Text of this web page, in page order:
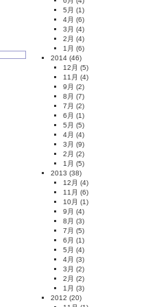
5月 (1)
4月 (6)
3月 (4)
2月 (4)
1月 (6)
2014 (46)
12月 (5)
11月 (4)
9月 (2)
8月 (7)
7月 (2)
6月 (1)
5月 (5)
4月 (4)
3月 (9)
2月 (2)
1月 (5)
2013 (38)
12月 (4)
11月 (6)
10月 (1)
9月 (4)
8月 (3)
7月 (5)
6月 (1)
5月 (4)
4月 (3)
3月 (2)
2月 (2)
1月 (3)
2012 (20)